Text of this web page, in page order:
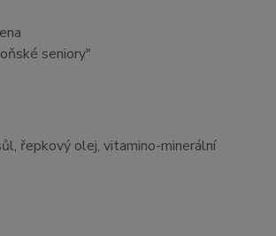
seniory"
řepkový olej, vitamino-minerální